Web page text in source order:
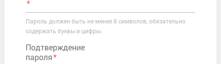
Пароль должен быть не менее 8 символов, обязательно
содержать буквы и цифры.
Подтверждение
пароля